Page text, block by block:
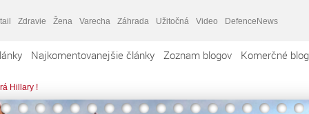
Zdravie Žena Varecha Záhrada Užitočná Video DefenceNews
Najkomentovanejšie články Zoznam blogov Komerčné
Hillary !